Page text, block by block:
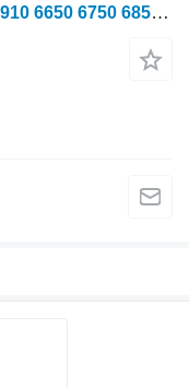
Drąż John Deere 6610 6710 6810 6910 6650 6750 6850 6950 7200 7300 7400 7500 Drąż pour tracteur à roues John Deere 6610 6710 6810 6910 6650 6750 6850 6950 7200 7300 7400 7500